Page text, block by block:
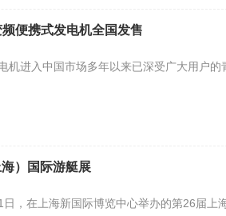
便携式发电机全国发售
机进入中国市场多年以来已深受广大用户
）国际游艇展
，在上海新国际博览中心举办的第26届上